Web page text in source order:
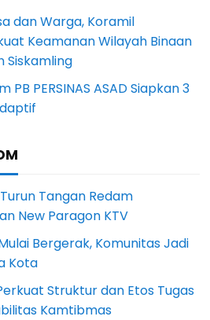
dan Warga, Koramil
Keamanan Wilayah Binaan
Siskamling
PERSINAS ASAD Siapkan 3
Tangan Redam
New Paragon KTV
Bergerak, Komunitas Jadi
Kota
Struktur dan Etos Tugas
Kamtibmas